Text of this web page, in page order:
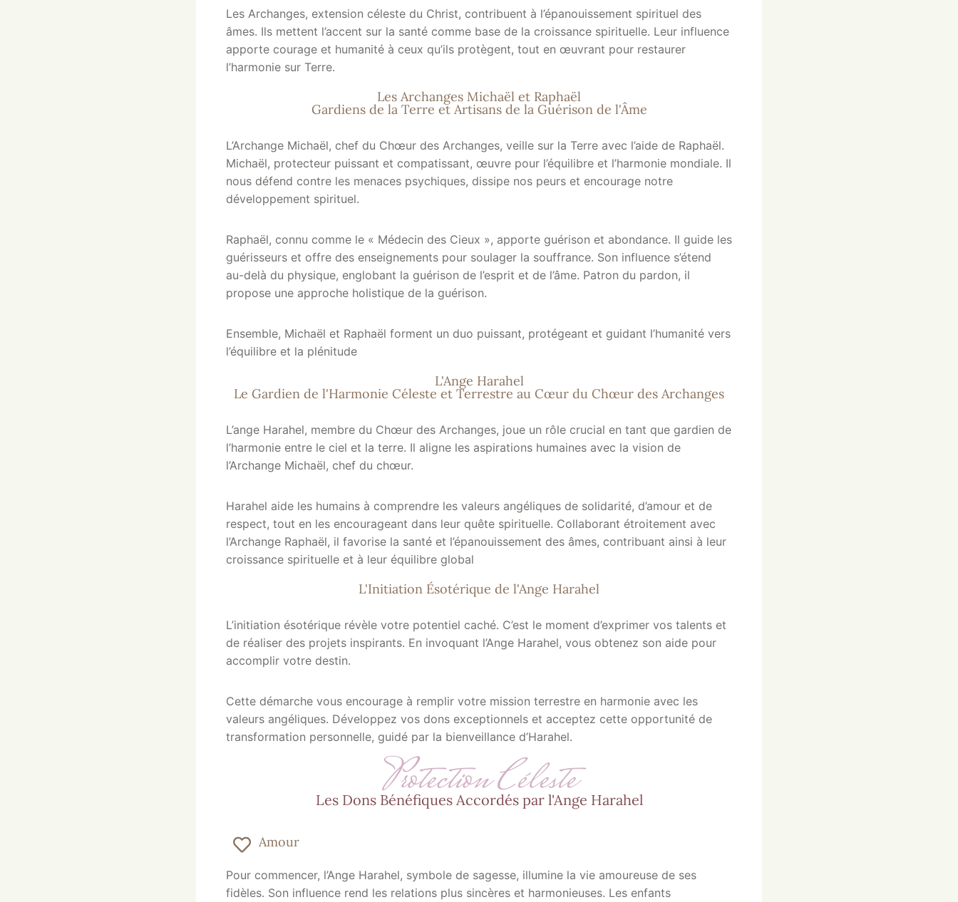
Les Archanges, extension céleste du Christ, contribuent à l’épanouissement spirituel des
âmes. Ils mettent l’accent sur la santé comme base de la croissance spirituelle. Leur influence
apporte courage et humanité à ceux qu’ils protègent, tout en œuvrant pour restaurer
l’harmonie sur Terre.
Les Archanges Michaël et Raphaël
Gardiens de la Terre et Artisans de la Guérison de l'Âme
L’Archange Michaël, chef du Chœur des Archanges, veille sur la Terre avec l’aide de Raphaël.
Michaël, protecteur puissant et compatissant, œuvre pour l’équilibre et l’harmonie mondiale. Il
nous défend contre les menaces psychiques, dissipe nos peurs et encourage notre
développement spirituel.
Raphaël, connu comme le « Médecin des Cieux », apporte guérison et abondance. Il guide les
guérisseurs et offre des enseignements pour soulager la souffrance. Son influence s’étend
au-delà du physique, englobant la guérison de l’esprit et de l’âme. Patron du pardon, il
propose une approche holistique de la guérison.
Ensemble, Michaël et Raphaël forment un duo puissant, protégeant et guidant l’humanité vers
l’équilibre et la plénitude
L'Ange Harahel
Le Gardien de l'Harmonie Céleste et Terrestre au Cœur du Chœur des Archanges
L’ange Harahel, membre du Chœur des Archanges, joue un rôle crucial en tant que gardien de
l’harmonie entre le ciel et la terre. Il aligne les aspirations humaines avec la vision de
l’Archange Michaël, chef du chœur.
Harahel aide les humains à comprendre les valeurs angéliques de solidarité, d’amour et de
respect, tout en les encourageant dans leur quête spirituelle. Collaborant étroitement avec
l’Archange Raphaël, il favorise la santé et l’épanouissement des âmes, contribuant ainsi à leur
croissance spirituelle et à leur équilibre global
L'Initiation Ésotérique de l'Ange Harahel
L’initiation ésotérique révèle votre potentiel caché. C’est le moment d’exprimer vos talents et
de réaliser des projets inspirants. En invoquant l’Ange Harahel, vous obtenez son aide pour
accomplir votre destin.
Cette démarche vous encourage à remplir votre mission terrestre en harmonie avec les
valeurs angéliques. Développez vos dons exceptionnels et acceptez cette opportunité de
transformation personnelle, guidé par la bienveillance d’Harahel.
Protection Céleste
Les Dons Bénéfiques Accordés par l'Ange Harahel
Amour
Pour commencer, l’Ange Harahel, symbole de sagesse, illumine la vie amoureuse de ses
fidèles. Son influence rend les relations plus sincères et harmonieuses. Les enfants